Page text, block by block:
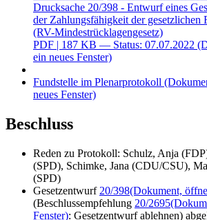
Drucksache 20/398 - Entwurf eines
der Zahlungsfähigkeit der gesetzlichen
(RV-Mindestrücklagengesetz)
PDF | 187 KB — Status: 07.07.2022
ein neues Fenster)
Fundstelle im Plenarprotokoll
neues Fenster)
Beschluss
Reden zu Protokoll: Schulz, Anja
(SPD), Schimke, Jana (CDU/CSU),
(SPD)
Gesetzentwurf 20/398(Dokument,
(Beschlussempfehlung 20/2695
Fenster): Gesetzentwurf ablehnen)